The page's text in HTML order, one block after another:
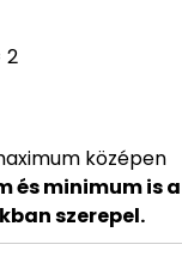
2
középen
és minimum is a
szerepel.